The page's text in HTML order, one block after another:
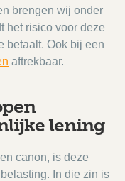
brengen wij onder
het risico voor deze
betaalt. Ook bij een
aftrekbaar.
lening
canon, is deze
In die zin is